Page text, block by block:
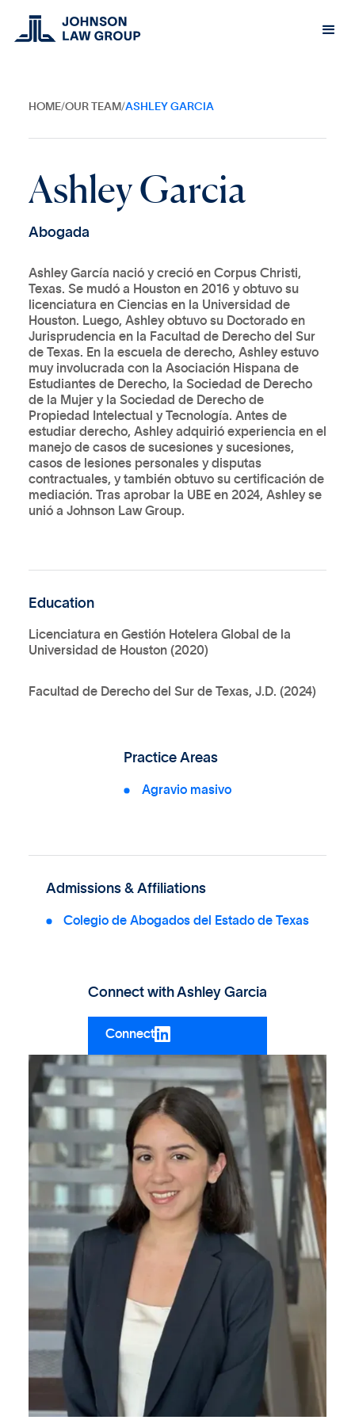
HOME/OUR TEAM /ASHLEY GARCIA
AshleyGarcia
Abogada
Ashley García nació y creció en Corpus Christi,
Texas. Se mudó a Houston en 2016 y obtuvo su
licenciatura en Ciencias en la Universidad de
Houston. Luego, Ashley obtuvo su Doctorado en
Jurisprudencia en la Facultad de Derecho del Sur
de Texas. En la escuela de derecho, Ashley estuvo
muy involucrada con la Asociación Hispana de
Estudiantes de Derecho, la Sociedad de Derecho
de la Mujer y la Sociedad de Derecho de
Propiedad Intelectual y Tecnología. Antes de
estudiar derecho, Ashley adquirió experiencia en el
manejo de casos de sucesiones y sucesiones,
casos de lesiones personales y disputas
contractuales, y también obtuvo su certificación de
mediación. Tras aprobar la UBE en 2024, Ashley se
unió a Johnson Law Group.
Education
Licenciatura en Gestión Hotelera Global de la
Universidad de Houston (2020)
Facultad de Derecho del Sur de Texas, J.D. (2024)
Practice Areas
Agravio masivo
Admissions & Affiliations
Colegio de Abogados del Estado de Texas
Connect withAshley Garcia
Connect